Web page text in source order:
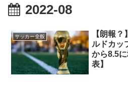
2022-08
サッカー全般
【朗報
ルドカッ
から8.5
表】